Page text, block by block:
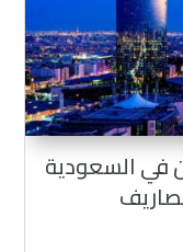
في السعودية